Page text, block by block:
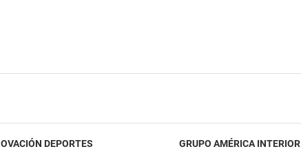
OVACIÓN DEPORTES GRUPO AMÉRICA INTERIOR